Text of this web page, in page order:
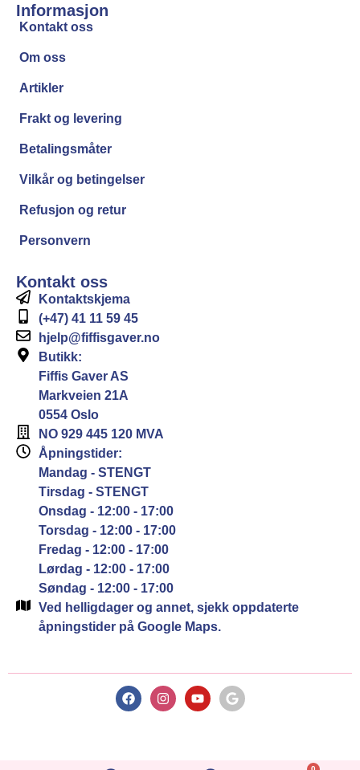
Informasjon
Kontakt oss
Om oss
Artikler
Frakt og levering
Betalingsmåter
Vilkår og betingelser
Refusjon og retur
Personvern
Kontakt oss
Kontaktskjema
(+47) 41 11 59 45
hjelp@fiffisgaver.no
Butikk:
Fiffis Gaver AS
Markveien 21A
0554 Oslo
NO 929 445 120 MVA
Åpningstider:
Mandag - STENGT
Tirsdag - STENGT
Onsdag - 12:00 - 17:00
Torsdag - 12:00 - 17:00
Fredag - 12:00 - 17:00
Lørdag - 12:00 - 17:00
Søndag - 12:00 - 17:00
Ved helligdager og annet, sjekk oppdaterte
åpningstider på Google Maps.